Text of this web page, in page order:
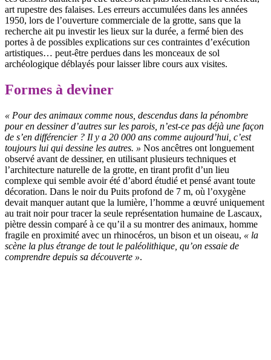
art rupestre des falaises. Les erreurs accumulées dans les années
1950, lors de l’ouverture commerciale de la grotte, sans que la
recherche ait pu investir les lieux sur la durée, a fermé bien des
portes à de possibles explications sur ces contraintes d’exécution
artistiques… peut-être perdues dans les monceaux de sol
archéologique déblayés pour laisser libre cours aux visites.
Formes à deviner
« Pour des animaux comme nous, descendus dans la pénombre
pour en dessiner d’autres sur les parois, n’est-ce pas déjà une façon
de s’en différencier ? Il y a 20 000 ans comme aujourd’hui, c’est
toujours lui qui dessine les autres. » Nos ancêtres ont longuement
observé avant de dessiner, en utilisant plusieurs techniques et
l’architecture naturelle de la grotte, en tirant profit d’un lieu
complexe qui semble avoir été d’abord étudié et pensé avant toute
décoration. Dans le noir du Puits profond de 7 m, où l’oxygène
devait manquer autant que la lumière, l’homme a œuvré uniquement
au trait noir pour tracer la seule représentation humaine de Lascaux,
piètre dessin comparé à ce qu’il a su montrer des animaux, homme
fragile en proximité avec un rhinocéros, un bison et un oiseau, « la
scène la plus étrange de tout le paléolithique, qu’on essaie de
comprendre depuis sa découverte ».